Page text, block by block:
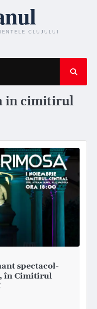
in cimitirul
spectacol-
în Cimitirul